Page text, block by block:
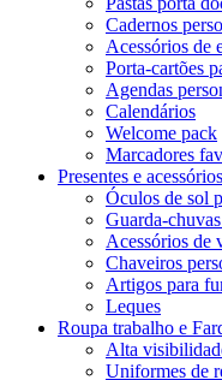
Cadernos
Acessórios de
Porta-cartões
Agendas
Calendários
Welcome pack
Marcadores
Presentes e acessórios
Óculos de sol
Guarda-
Acessórios de
Chaveiros
Artigos para
Leques
Roupa trabalho e
Alta
Uniformes de